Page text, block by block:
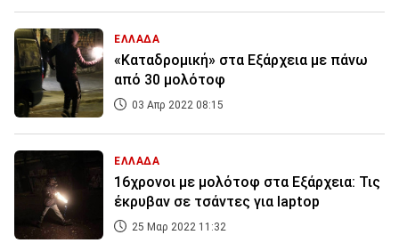
ΕΛΛΑΔΑ
«Καταδρομική» στα Εξάρχεια με πάνω
από 30 μολότοφ
03 Απρ 2022 08:15
ΕΛΛΑΔΑ
16χρονοι με μολότοφ στα Εξάρχεια: Τις
έκρυβαν σε τσάντες για laptop
25 Μαρ 2022 11:32